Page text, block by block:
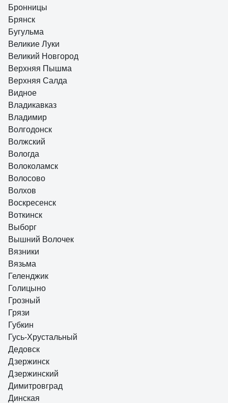
Бронницы
Брянск
Бугульма
Великие Луки
Великий Новгород
Верхняя Пышма
Верхняя Салда
Видное
Владикавказ
Владимир
Волгодонск
Волжский
Вологда
Волоколамск
Волосово
Волхов
Воскресенск
Воткинск
Выборг
Вышний Волочек
Вязники
Вязьма
Геленджик
Голицыно
Грозный
Грязи
Губкин
Гусь-Хрустальный
Дедовск
Дзержинск
Дзержинский
Димитровград
Динская